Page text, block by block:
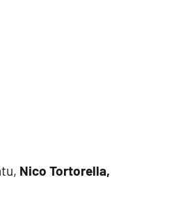
Nico Tortorella,